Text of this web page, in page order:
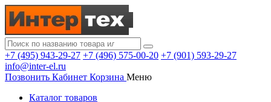
+7 (495) 943-29-27 +7 (496) 575-00-20 +7 (901) 593-29-27
info@inter-el.ru
Позвонить Кабинет Корзина Меню
Каталог товаров